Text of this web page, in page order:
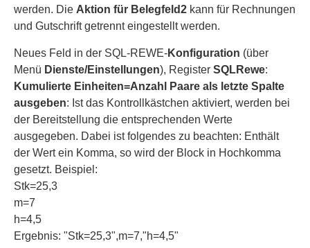
werden. Die Aktion für Belegfeld2 kann für Rechnungen
und Gutschrift getrennt eingestellt werden.
Neues Feld in der SQL-REWE-Konfiguration (über
Menü Dienste/Einstellungen), Register SQLRewe:
Kumulierte Einheiten=Anzahl Paare als letzte Spalte
ausgeben: Ist das Kontrollkästchen aktiviert, werden bei
der Bereitstellung die entsprechenden Werte
ausgegeben. Dabei ist folgendes zu beachten: Enthält
der Wert ein Komma, so wird der Block in Hochkomma
gesetzt. Beispiel:
Stk=25,3
m=7
h=4,5
Ergebnis: "Stk=25,3",m=7,"h=4,5"